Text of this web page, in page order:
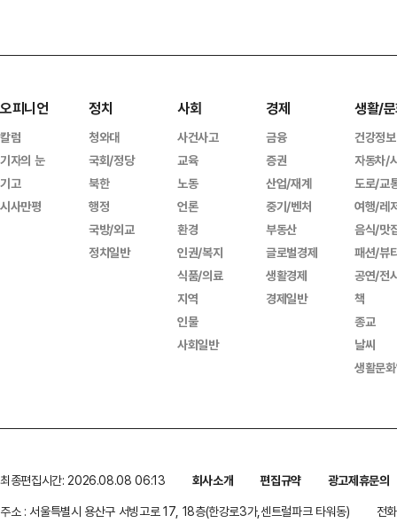
오피니언
칼럼
기자의 눈
기고
시사만평
정치
청와대
국회/정당
북한
행정
국방/외교
정치일반
사회
사건사고
교육
노동
언론
환경
인권/복지
식품/의료
지역
인물
사회일반
경제
금융
증권
산업/재계
중기/벤처
부동산
글로벌경제
생활경제
경제일반
생활/
건강정보
자동차/
도로/교
여행/레
음식/맛
패션/뷰
공연/전
책
종교
날씨
생활문
최종편집시간: 2026.08.08 06:13 회사소개 편집규약
광고제휴문의
주소 : 서울특별시 용산구 서빙고로 17, 18층(한강로3가,센트럴파크 타워동)
전